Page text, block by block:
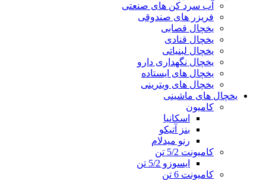
آب سرد کن های صنعتی
فریزر های صندوقی
یخچال قصابی
یخچال قنادی
یخچال لبنیاتی
یخچال نگهداری دارو
یخچال های ایستاده
یخچال های ویترینی
یخچال های ماشینی
کامیون
اسکانیا
بنز آتیکو
رنو میدلام
کامیونت 5/2 تن
ایسوزو 5/2 تن
کامیونت 6 تن